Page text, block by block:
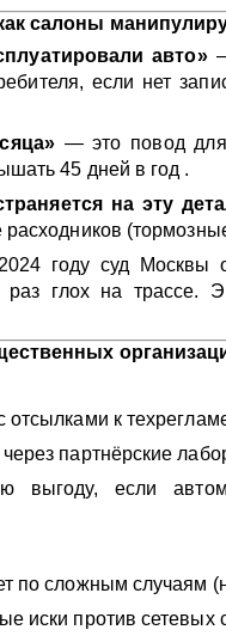
салоны
авто»—
если нет
— это повод для
45 дней в год .
на эту
году суд Москвы
глох на трассе.
отсылками к
партнёрские
выгоду, если
по сложным случаям
иски против сетевых